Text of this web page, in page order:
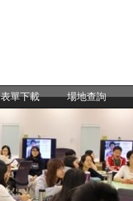
表單下載 場地查詢